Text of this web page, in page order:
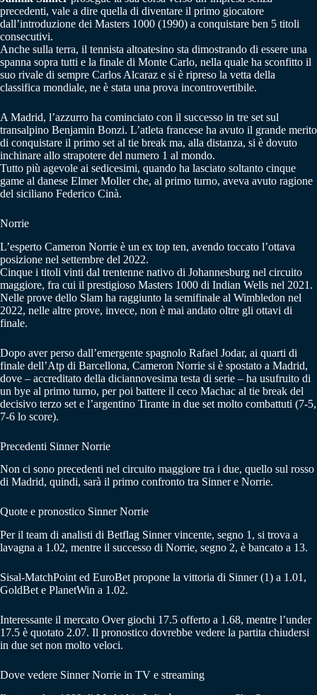
precedenti, vale a dire quella di diventare il primo giocatore
dall’introduzione dei Masters 1000 (1990) a conquistare ben 5 titoli
consecutivi.
Anche sulla terra, il tennista altoatesino sta dimostrando di essere una
spanna sopra tutti e la finale di Monte Carlo, nella quale ha sconfitto il
suo rivale di sempre Carlos Alcaraz e si è ripreso la vetta della
classifica mondiale, ne è stata una prova incontrovertibile.
A Madrid, l’azzurro ha cominciato con il successo in tre set sul
transalpino Benjamin Bonzi. L’atleta francese ha avuto il grande merito
di conquistare il primo set al tie break ma, alla distanza, si è dovuto
inchinare allo strapotere del numero 1 al mondo.
Tutto più agevole ai sedicesimi, quando ha lasciato soltanto cinque
game al danese Elmer Moller che, al primo turno, aveva avuto ragione
del siciliano Federico Cinà.
Norrie
L’esperto Cameron Norrie è un ex top ten, avendo toccato l’ottava
posizione nel settembre del 2022.
Cinque i titoli vinti dal trentenne nativo di Johannesburg nel circuito
maggiore, fra cui il prestigioso Masters 1000 di Indian Wells nel 2021.
Nelle prove dello Slam ha raggiunto la semifinale al Wimbledon nel
2022, nelle altre prove, invece, non è mai andato oltre gli ottavi di
finale.
Dopo aver perso dall’emergente spagnolo Rafael Jodar, ai quarti di
finale dell’Atp di Barcellona, Cameron Norrie si è spostato a Madrid,
dove – accreditato della diciannovesima testa di serie – ha usufruito di
un bye al primo turno, per poi battere il ceco Machac al tie break del
decisivo terzo set e l’argentino Tirante in due set molto combattuti (7-5,
7-6 lo score).
Precedenti Sinner Norrie
Non ci sono precedenti nel circuito maggiore tra i due, quello sul rosso
di Madrid, quindi, sarà il primo confronto tra Sinner e Norrie.
Quote e pronostico Sinner Norrie
Per il team di analisti di Betflag Sinner vincente, segno 1, si trova a
lavagna a 1.02, mentre il successo di Norrie, segno 2, è bancato a 13.
Sisal-MatchPoint ed EuroBet propone la vittoria di Sinner (1) a 1.01,
GoldBet e PlanetWin a 1.02.
Interessante il mercato Over giochi 17.5 offerto a 1.68, mentre l’under
17.5 è quotato 2.07. Il pronostico dovrebbe vedere la partita chiudersi
in due set non molto veloci.
Dove vedere Sinner Norrie in TV e streaming